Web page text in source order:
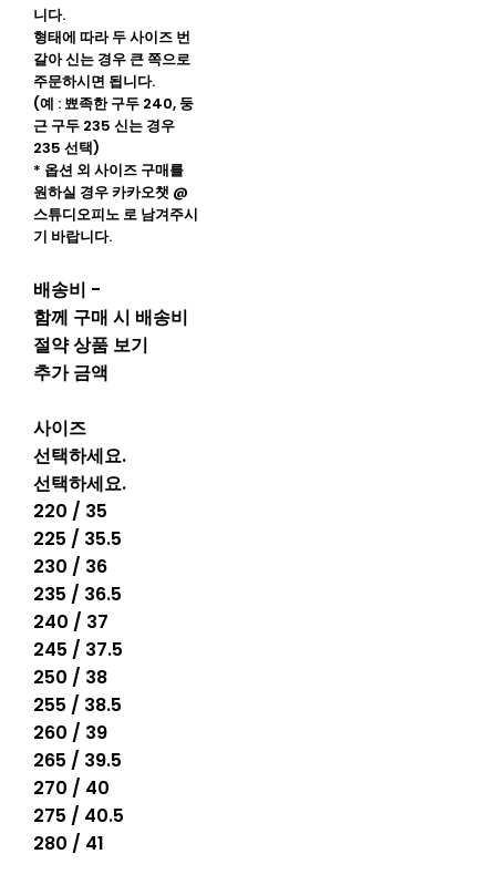
니다.
형태에 따라 두 사이즈 번
갈아 신는 경우 큰 쪽으로
주문하시면 됩니다.
(예 : 뾰족한 구두 240, 둥
근 구두 235 신는 경우
235 선택)
* 옵션 외 사이즈 구매를
원하실 경우 카카오챗 @
스튜디오피노 로 남겨주시
기 바랍니다.
배송비 -
함께 구매 시 배송비
절약 상품 보기
추가 금액
사이즈
선택하세요.
선택하세요.
220 / 35
225 / 35.5
230 / 36
235 / 36.5
240 / 37
245 / 37.5
250 / 38
255 / 38.5
260 / 39
265 / 39.5
270 / 40
275 / 40.5
280 / 41